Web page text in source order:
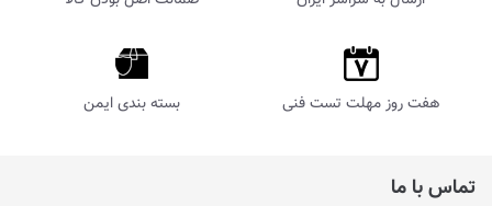
هفت روز مهلت تست فنی بسته بندی ایمن
تماس با ما